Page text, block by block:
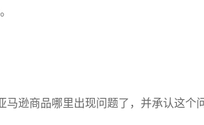
逊商品哪里出现问题了，并承认这个